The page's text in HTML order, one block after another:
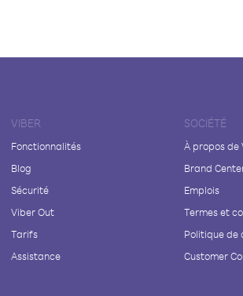
VIBER
Fonctionnalités
Blog
Sécurité
Viber Out
Tarifs
Assistance
SOCIÉTÉ
À propos de
Brand
Emplois
Termes et
Politique de
Customer